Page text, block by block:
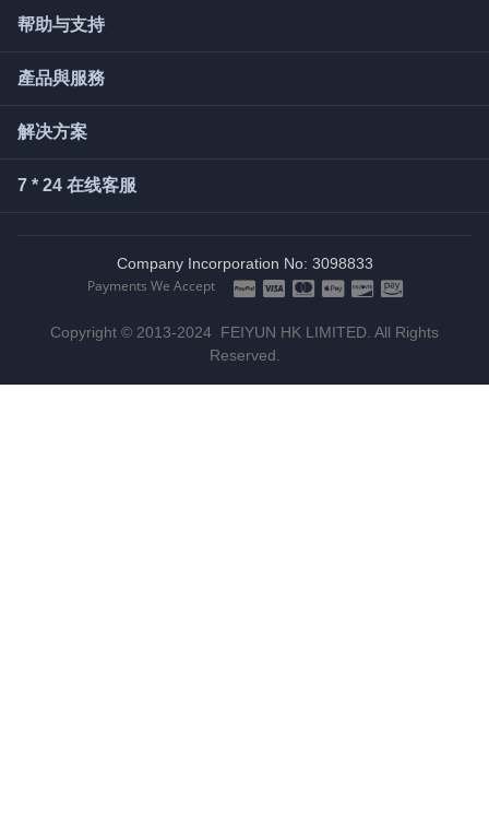
帮助与支持
產品與服務
解决方案
7 * 24 在线客服
Company Incorporation No: 3098833
Payments We Accept
Copyright © 2013-2024 FEIYUN HK LIMITED. All Rights
Reserved.